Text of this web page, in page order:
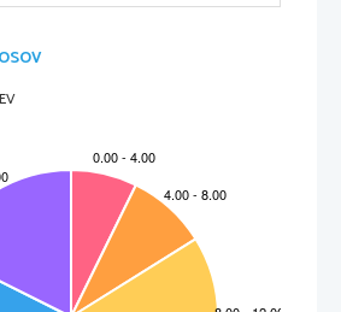
'Lunina mena'
ampak le odbija svetlobo. Najbolj izrazit je odboj Sončeve
površja. Zato je pravokotnica na zveznico med obema luninima
Sonca.
vidimo tudi tisti del Lune, ki ga osvetljuje Zemlja. To je mogoče le ob
in proti koncu zadnjega krajca, ko Luna odbija le malo sončne svetlobe.